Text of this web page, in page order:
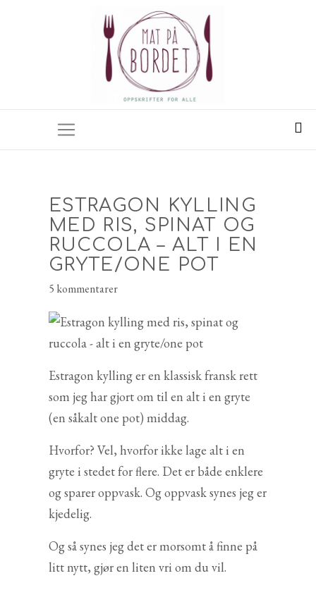
ESTRAGON KYLLING
MED RIS, SPINAT OG
RUCCOLA – ALT I EN
GRYTE/ONE POT
5 kommentarer
Estragon kylling er en klassisk fransk rett
som jeg har gjort om til en alt i en gryte
(en såkalt one pot) middag.
Hvorfor? Vel, hvorfor ikke lage alt i en
gryte i stedet for flere. Det er både enklere
og sparer oppvask. Og oppvask synes jeg er
kjedelig.
Og så synes jeg det er morsomt å finne på
litt nytt, gjør en liten vri om du vil.